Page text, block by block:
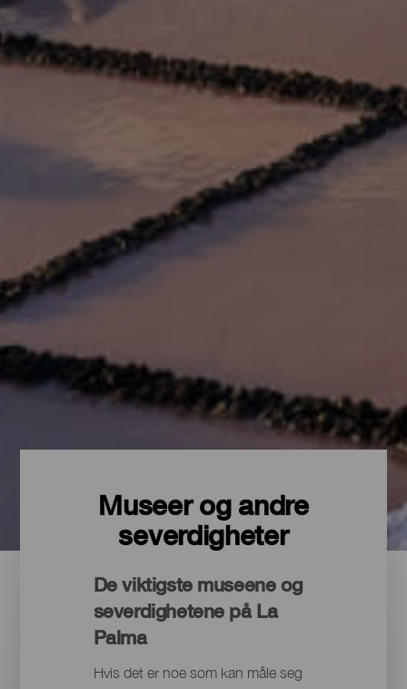
Museer og andre
severdigheter
De viktigste museene og
severdighetene på La
Palma
Hvis det er noe som kan måle seg